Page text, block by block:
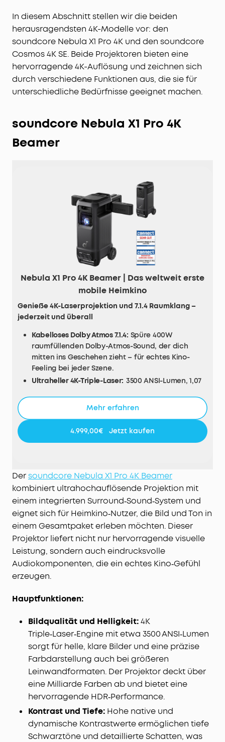
In diesem Abschnitt stellen wir die beiden
herausragendsten 4K-Modelle vor: den
soundcore Nebula X1 Pro 4K und den soundcore
Cosmos 4K SE. Beide Projektoren bieten eine
hervorragende 4K-Auflösung und zeichnen sich
durch verschiedene Funktionen aus, die sie für
unterschiedliche Bedürfnisse geeignet machen.
soundcore Nebula X1 Pro 4K
Beamer
Nebula X1 Pro 4K Beamer | Das weltweit erste
mobile Heimkino
Genieße 4K-Laserprojektion und 7.1.4 Raumklang –
jederzeit und überall
Kabelloses Dolby Atmos 7.1.4: Spüre 400W
raumfüllenden Dolby-Atmos-Sound, der dich
mitten ins Geschehen zieht – für echtes Kino-
Feeling bei jeder Szene.
Ultraheller 4K-Triple-Laser: 3500 ANSI-Lumen, 1,07
für beeindruckende Schärfe und brillante Bilder –
Tiefe Schwarztöne, echter Kinokontrast:
Mit 5000:1
dunklen Szenen.
Perfekter Klang von jedem Platz:Dank FlexWave™
verschiebst du deinen Sweet Spot einfach
dorthin, wo du sitzt – für optimalen Raumklang
und gleichbleibende Soundqualität.
Mobiles All-in-One Heimkino: 4K-Projektor,
kabelloses 7.1.4-Soundsystem und Dual-Mikrofone
in einem Setup. Mit Rollen und Teleskopgriff
nimmst du dein Kino einfach überallhin mit.
Sofort startklar, ganz automatisch:
Hinderniserkennung, Zoom, 25°-Micro-Gimbal
liefern dir in Sekunden das perfekte Bild.
Mehr erfahren
4.999,00€ Jetzt kaufen
Dersoundcore Nebula X1 Pro 4K Beamer
kombiniert ultrahochauflösende Projektion mit
einem integrierten Surround‑Sound‑System und
eignet sich für Heimkino‑Nutzer, die Bild und Ton in
einem Gesamtpaket erleben möchten. Dieser
Projektor liefert nicht nur hervorragende visuelle
Leistung, sondern auch eindrucksvolle
Audiokomponenten, die ein echtes Kino‑Gefühl
erzeugen.
Hauptfunktionen:
Bildqualität und Helligkeit:4K
Triple‑Laser‑Engine mit etwa 3500 ANSI‑Lumen
sorgt für helle, klare Bilder und eine präzise
Farbdarstellung auch bei größeren
Leinwandformaten. Der Projektor deckt über
eine Milliarde Farben ab und bietet eine
hervorragende HDR‑Performance.
Kontrast und Tiefe: Hohe native und
dynamische Kontrastwerte ermöglichen tiefe
Schwarztöne und detaillierte Schatten, was